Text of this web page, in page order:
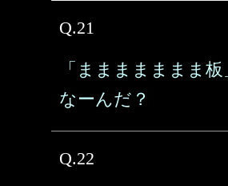
Q.21
「ままままままま板
なーんだ？
Q.22